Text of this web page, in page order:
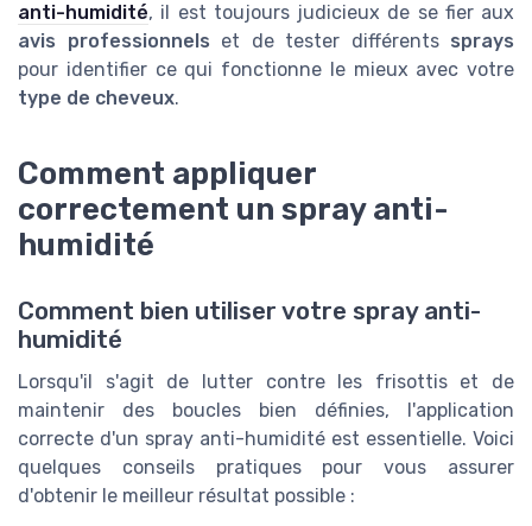
anti-humidité, il est toujours judicieux de se fier aux
avis professionnels et de tester différents sprays
pour identifier ce qui fonctionne le mieux avec votre
type de cheveux.
Comment appliquer
correctement un spray anti-
humidité
Comment bien utiliser votre spray anti-
humidité
Lorsqu'il s'agit de lutter contre les frisottis et de
maintenir des boucles bien définies, l'application
correcte d'un spray anti-humidité est essentielle. Voici
quelques conseils pratiques pour vous assurer
d'obtenir le meilleur résultat possible :